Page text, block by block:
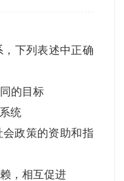
下列表述中正确
的目标
统
政策的资助和指
，相互促进